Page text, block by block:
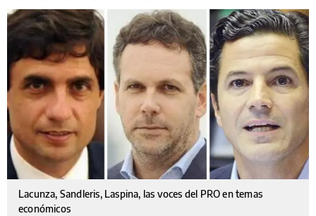
Lacunza, Sandleris, Laspina, las voces del PRO en temas
económicos